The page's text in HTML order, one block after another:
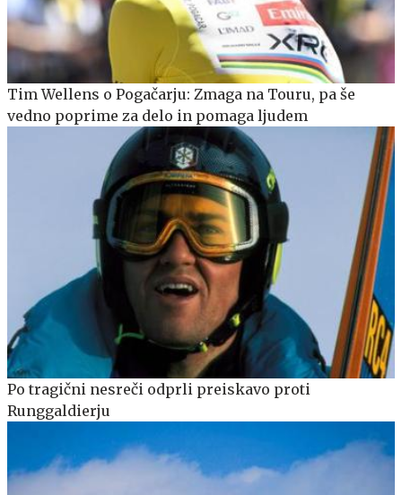
Tim Wellens o Pogačarju: Zmaga na Touru, pa še
vedno poprime za delo in pomaga ljudem
Po tragični nesreči odprli preiskavo proti
Runggaldierju